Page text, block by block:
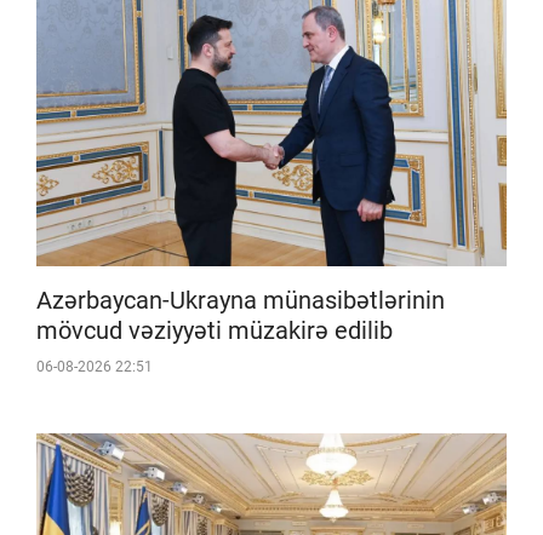
Azərbaycan-Ukrayna münasibətlərinin
mövcud vəziyyəti müzakirə edilib
06-08-2026 22:51